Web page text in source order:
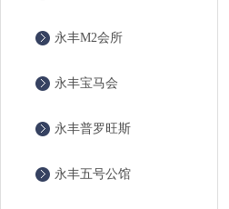
永丰M2会所
永丰宝马会
永丰普罗旺斯
永丰五号公馆